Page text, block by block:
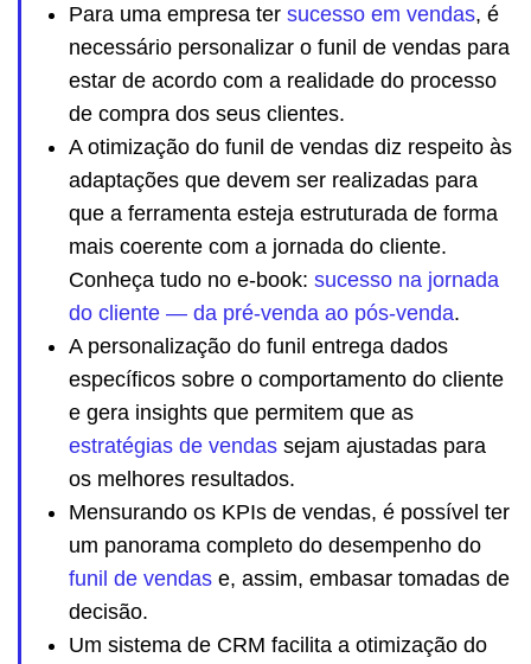
Para uma empresa ter sucesso em vendas, é
necessário personalizar o funil de vendas para
estar de acordo com a realidade do processo
de compra dos seus clientes.
A otimização do funil de vendas diz respeito às
adaptações que devem ser realizadas para
que a ferramenta esteja estruturada de forma
mais coerente com a jornada do cliente.
Conheça tudo no e-book: sucesso na jornada
do cliente — da pré-venda ao pós-venda.
A personalização do funil entrega dados
específicos sobre o comportamento do cliente
e gera insights que permitem que as
estratégias de vendas sejam ajustadas para
os melhores resultados.
Mensurando os KPIs de vendas, é possível ter
um panorama completo do desempenho do
funil de vendas e, assim, embasar tomadas de
decisão.
Um sistema de CRM facilita a otimização do